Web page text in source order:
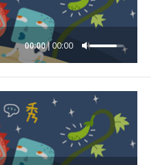
00:00 00:00
使
下
箭
头